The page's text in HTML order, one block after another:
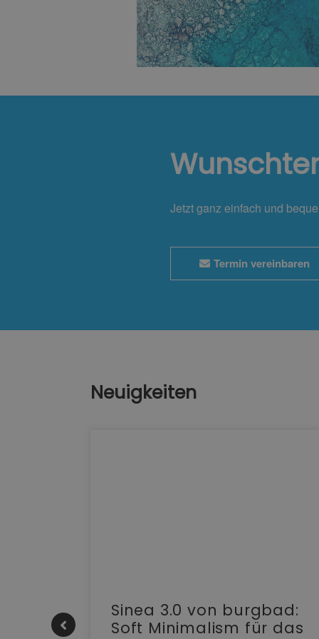
Jetzt ganz einfach und
Termin vereinbaren
Neuigkeiten
Sinea 3.0 von burgbad:
Soft Minimalism für das